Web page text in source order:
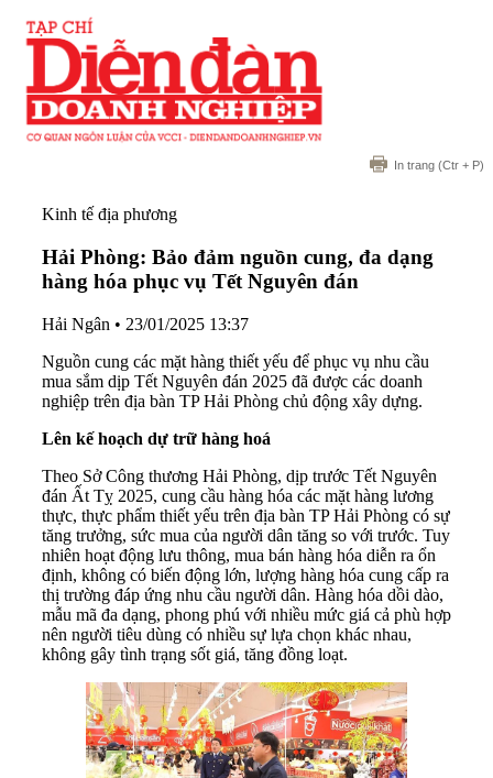
In trang (Ctr + P)
Kinh tế địa phương
Hải Phòng: Bảo đảm nguồn cung, đa dạng
hàng hóa phục vụ Tết Nguyên đán
Hải Ngân • 23/01/2025 13:37
Nguồn cung các mặt hàng thiết yếu để phục vụ nhu cầu
mua sắm dịp Tết Nguyên đán 2025 đã được các doanh
nghiệp trên địa bàn TP Hải Phòng chủ động xây dựng.
Lên kế hoạch dự trữ hàng hoá
Theo Sở Công thương Hải Phòng, dịp trước Tết Nguyên
đán Ất Tỵ 2025, cung cầu hàng hóa các mặt hàng lương
thực, thực phẩm thiết yếu trên địa bàn TP Hải Phòng có sự
tăng trưởng, sức mua của người dân tăng so với trước. Tuy
nhiên hoạt động lưu thông, mua bán hàng hóa diễn ra ổn
định, không có biến động lớn, lượng hàng hóa cung cấp ra
thị trường đáp ứng nhu cầu người dân. Hàng hóa dồi dào,
mẫu mã đa dạng, phong phú với nhiều mức giá cả phù hợp
nên người tiêu dùng có nhiều sự lựa chọn khác nhau,
không gây tình trạng sốt giá, tăng đồng loạt.